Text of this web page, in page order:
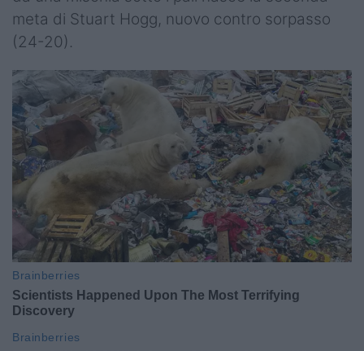
meta di Stuart Hogg, nuovo contro sorpasso
(24-20).